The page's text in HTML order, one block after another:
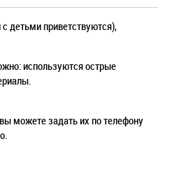
детьми приветствуются),
используются острые
можете задать их по телефону